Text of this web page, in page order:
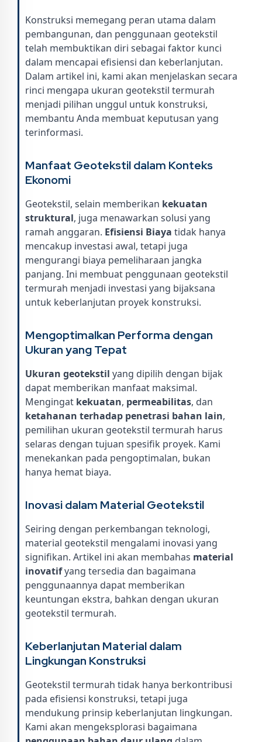
Konstruksi memegang peran utama dalam
pembangunan, dan penggunaan geotekstil
telah membuktikan diri sebagai faktor kunci
dalam mencapai efisiensi dan keberlanjutan.
Dalam artikel ini, kami akan menjelaskan secara
rinci mengapa ukuran geotekstil termurah
menjadi pilihan unggul untuk konstruksi,
membantu Anda membuat keputusan yang
terinformasi.
Manfaat Geotekstil dalam Konteks
Ekonomi
Geotekstil, selain memberikan kekuatan
struktural, juga menawarkan solusi yang
ramah anggaran. Efisiensi Biaya tidak hanya
mencakup investasi awal, tetapi juga
mengurangi biaya pemeliharaan jangka
panjang. Ini membuat penggunaan geotekstil
termurah menjadi investasi yang bijaksana
untuk keberlanjutan proyek konstruksi.
Mengoptimalkan Performa dengan
Ukuran yang Tepat
Ukuran geotekstil yang dipilih dengan bijak
dapat memberikan manfaat maksimal.
Mengingat kekuatan, permeabilitas, dan
ketahanan terhadap penetrasi bahan lain,
pemilihan ukuran geotekstil termurah harus
selaras dengan tujuan spesifik proyek. Kami
menekankan pada pengoptimalan, bukan
hanya hemat biaya.
Inovasi dalam Material Geotekstil
Seiring dengan perkembangan teknologi,
material geotekstil mengalami inovasi yang
signifikan. Artikel ini akan membahas material
inovatifyang tersedia dan bagaimana
penggunaannya dapat memberikan
keuntungan ekstra, bahkan dengan ukuran
geotekstil termurah.
Keberlanjutan Material dalam
Lingkungan Konstruksi
Geotekstil termurah tidak hanya berkontribusi
pada efisiensi konstruksi, tetapi juga
mendukung prinsip keberlanjutan lingkungan.
Kami akan mengeksplorasi bagaimana